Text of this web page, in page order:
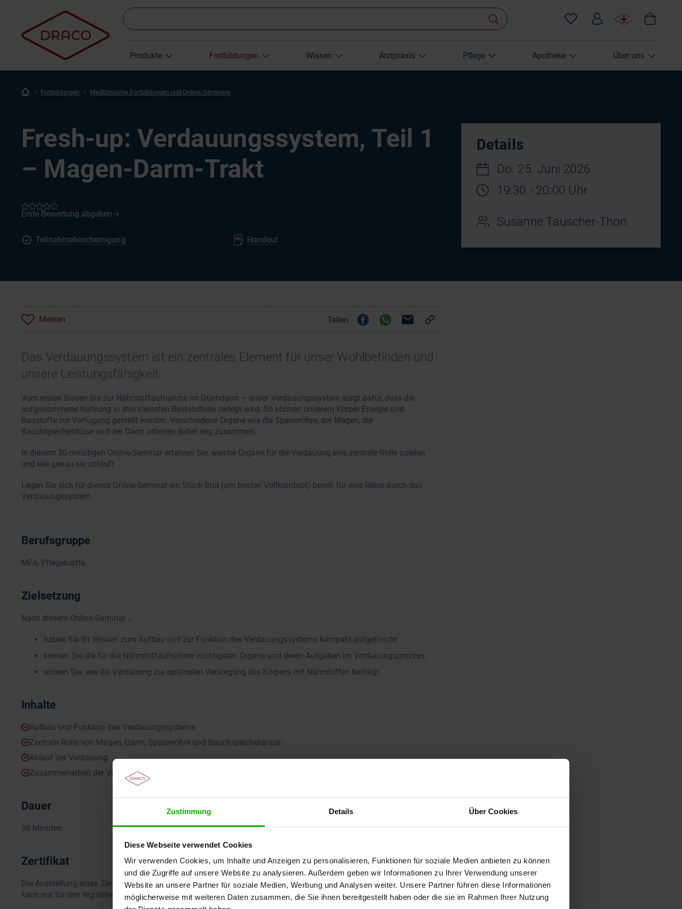
Zustimmung Details Über Cookies
Diese Webseite verwendet Cookies
Wir verwenden Cookies, um Inhalte und Anzeigen zu personalisieren, Funktionen für soziale Medien anbieten zu können
und die Zugriffe auf unsere Website zu analysieren. Außerdem geben wir Informationen zu Ihrer Verwendung unserer
Website an unsere Partner für soziale Medien, Werbung und Analysen weiter. Unsere Partner führen diese Informationen
möglicherweise mit weiteren Daten zusammen, die Sie ihnen bereitgestellt haben oder die sie im Rahmen Ihrer Nutzung
Produkte Fortbildungen Wissen Arztpraxis Pflege Apotheke Über uns
Fortbildungen Medizinische Fortbildungen und Online-Seminare
Fresh-up: Verdauungssystem, Teil 1
– Magen-Darm-Trakt
Teilnahmebescheinigung Handout
Merken Teilen
Das Verdauungssystem ist ein zentrales Element für unser Wohlbefinden und
unsere Leistungsfähigkeit.
Vom ersten Bissen bis zur Nährstoffaufnahme im Dünndarm – unser Verdauungssystem sorgt dafür, dass die
aufgenommene Nahrung in ihre kleinsten Bestandteile zerlegt wird. So können unserem Körper Energie und
Baustoffe zur Verfügung gestellt werden. Verschiedene Organe wie die Speiseröhre, der Magen, die
Bauchspeicheldrüse und der Darm arbeiten dabei eng zusammen.
In diesem 30-minütigen Online-Seminar erfahren Sie, welche Organe für die Verdauung eine zentrale Rolle spielen
und wie genau sie abläuft.
Legen Sie sich für dieses Online-Seminar ein Stück Brot (am besten Vollkornbrot) bereit, für eine Reise durch das
Verdauungssystem.
Berufsgruppe
MFA, Pflegekräfte
Zielsetzung
Nach diesem Online-Seminar …
haben Sie Ihr Wissen zum Aufbau und zur Funktion des Verdauungssystems kompakt aufgefrischt.
kennen Sie die für die Nährstoffaufnahme wichtigsten Organe und deren Aufgaben im Verdauungsprozess.
wissen Sie, wie die Verdauung zur optimalen Versorgung des Körpers mit Nährstoffen beiträgt.
Inhalte
Aufbau und Funktion des Verdauungssystems
Zentrale Rolle von Magen, Darm, Speiseröhre und Bauchspeicheldrüse
Ablauf der Verdauung
Zusammenarbeit der Verdauungsorgane
Dauer
30 Minuten
Zertifikat
Die Ausstellung eines Zertifikates setzt die vollständige Teilnahme an dem Online-Seminar voraus. Das Zertifikat
kann nur für den registrierten Teilnehmer ausgestellt werden.
Details
Do. 25. Juni 2026
19:30 - 20:00 Uhr
Susanne Tauscher-Thon
Wonach